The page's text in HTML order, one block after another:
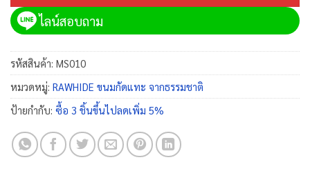
ไลน์สอบถาม
รหัสสินค้า: MS010
หมวดหมู่: RAWHIDE ขนมกัดแทะ จากธรรมชาติ
ป้ายกำกับ: ซื้อ 3 ชิ้นขึ้นไปลดเพิ่ม 5%